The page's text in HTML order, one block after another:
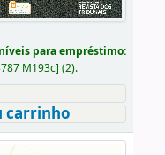
para empréstimo:
M193c] (2).
carrinho